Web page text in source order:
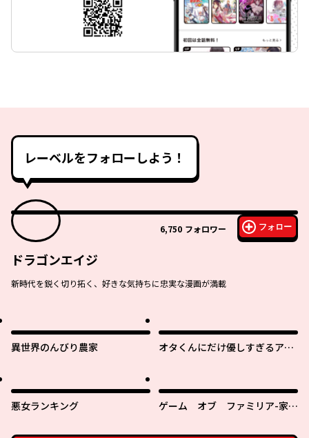
レーベルをフォローしよう！
6,750 フォロワー フォロー
ドラゴンエイジ
新時代を鋭く切り拓く、好きな気持ちに忠実な漫画が満載
異世界のんびり農家
オタくんにだけ優しすぎるアヤ
悪女ランキング
ゲーム オブ ファミリア-家族